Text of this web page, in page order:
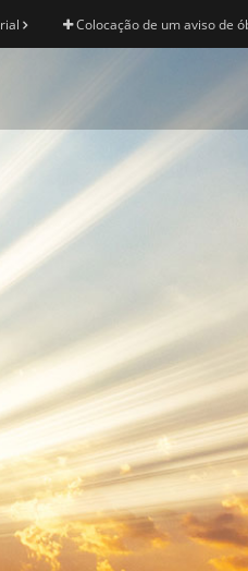
Colocação de um aviso de